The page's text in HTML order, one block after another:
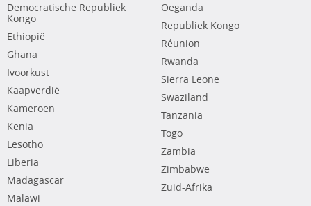
Democratische Republiek
Kongo
Ethiopië
Ghana
Ivoorkust
Kaapverdië
Kameroen
Kenia
Lesotho
Liberia
Madagascar
Malawi
Oeganda
Republiek Kongo
Réunion
Rwanda
Sierra Leone
Swaziland
Tanzania
Togo
Zambia
Zimbabwe
Zuid-Afrika